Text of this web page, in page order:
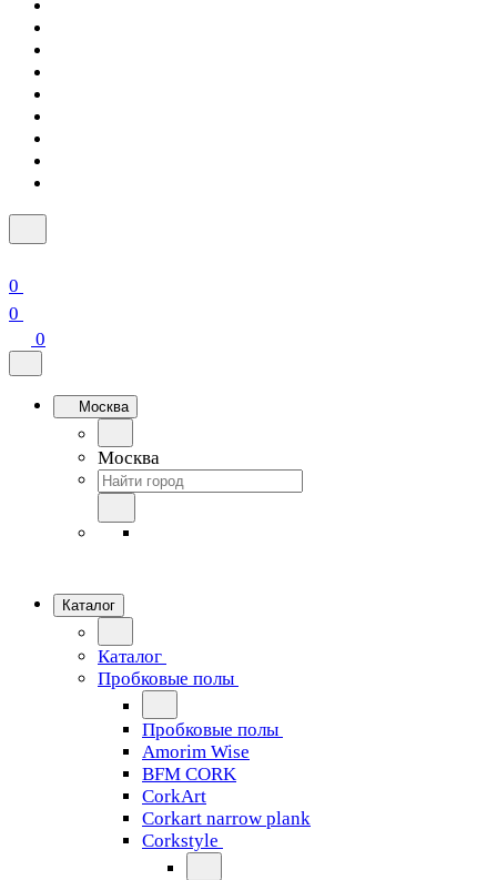
0
0
0
Москва
Москва
Каталог
Каталог
Пробковые полы
Пробковые полы
Amorim Wise
BFM CORK
CorkArt
Corkart narrow plank
Corkstyle